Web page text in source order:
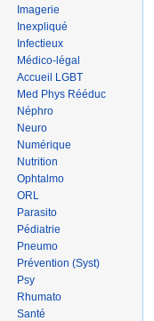
Imagerie
Inexpliqué
Infectieux
Médico-légal
Accueil LGBT
Med Phys Rééduc
Néphro
Neuro
Numérique
Nutrition
Ophtalmo
ORL
Parasito
Pédiatrie
Pneumo
Prévention (Syst)
Psy
Rhumato
Santé